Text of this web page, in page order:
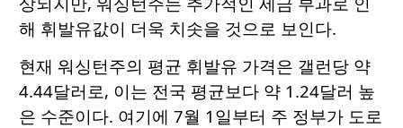
해 휘발유값이 더욱 치솟을 것으로 보인다.
현재 워싱턴주의 평균 휘발유 가격은 갤런당 약
4.44달러로, 이는 전국 평균보다 약 1.24달러 높
은 수준이다. 여기에 7월 1일부터 주 정부가 도로